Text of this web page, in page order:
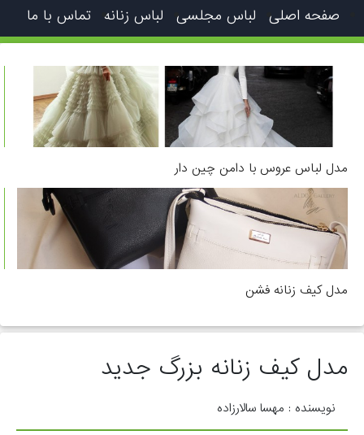
صفحه اصلی لباس مجلسی لباس زنانه تماس با ما
مدل لباس عروس با دامن چین دار
مدل کیف زنانه فشن
مدل کیف زنانه بزرگ جدید
نویسنده : مهسا سالارزاده